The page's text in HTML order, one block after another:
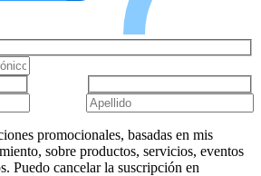
promocionales, basadas en mis
sobre productos, servicios, eventos
Puedo cancelar la suscripción en